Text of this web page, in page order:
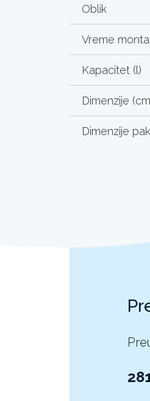
Oblik
Vreme
Kapacitet (l)
Dimenzije
Dimenzije